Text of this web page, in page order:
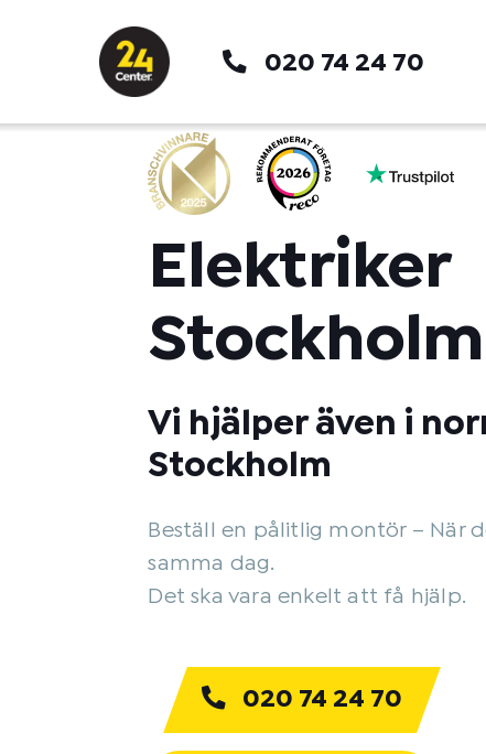
020 74 24 70
Elektriker
Stockholm
Vi hjälper även i
Stockholm
Beställ en pålitlig montör – När
samma dag.
Det ska vara enkelt att få hjälp.
020 74 24 70